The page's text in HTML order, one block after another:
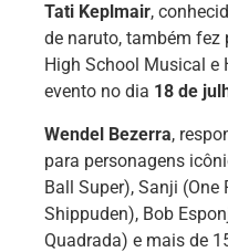
Tati Keplmair,
de naruto, também fez
High School Musical e
evento no dia 18 de
Wendel Bezerra,
para personagens
Ball Super), Sanji (One
Shippuden), Bob
Quadrada) e mais de